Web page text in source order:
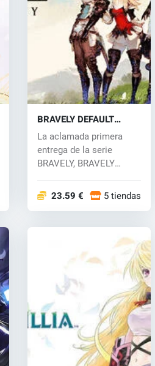
BRAVELY DEFAULT
FLYING FAIRY HD
Remaster (PC) key
La aclamada primera
entrega de la serie
BRAVELY, BRAVELY
23.59 € 5 tiendas